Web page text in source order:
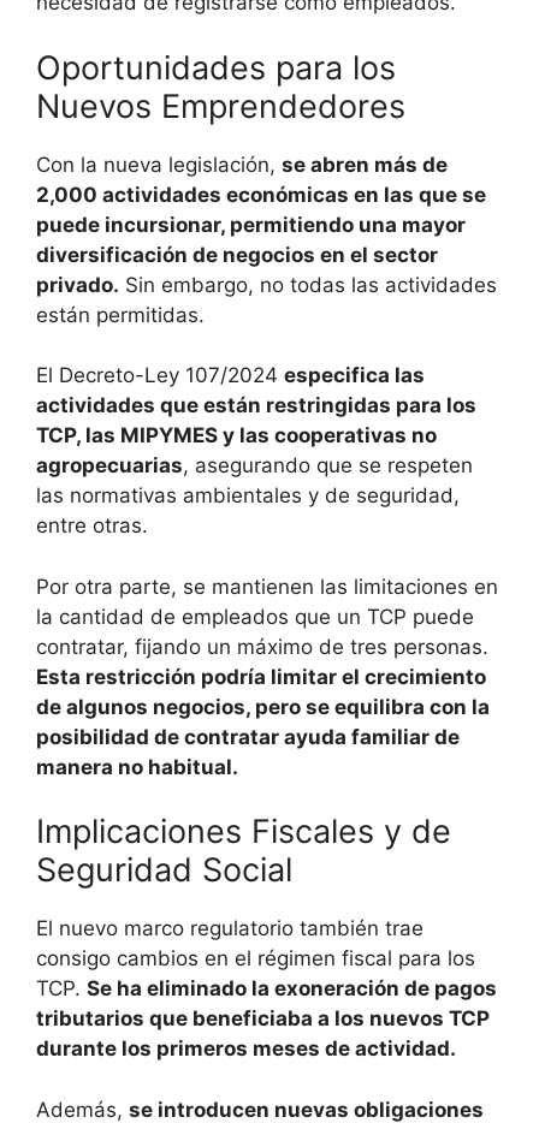
Oportunidades para los
Nuevos Emprendedores
Con la nueva legislación, se abren más de
2,000 actividades económicas en las que se
puede incursionar, permitiendo una mayor
diversificación de negocios en el sector
privado. Sin embargo, no todas las actividades
están permitidas.
El Decreto-Ley 107/2024 especifica las
actividades que están restringidas para los
TCP, las MIPYMES y las cooperativas no
agropecuarias, asegurando que se respeten
las normativas ambientales y de seguridad,
entre otras.
Por otra parte, se mantienen las limitaciones en
la cantidad de empleados que un TCP puede
contratar, fijando un máximo de tres personas.
Esta restricción podría limitar el crecimiento
de algunos negocios, pero se equilibra con la
posibilidad de contratar ayuda familiar de
manera no habitual.
Implicaciones Fiscales y de
Seguridad Social
El nuevo marco regulatorio también trae
consigo cambios en el régimen fiscal para los
TCP. Se ha eliminado la exoneración de pagos
tributarios que beneficiaba a los nuevos TCP
durante los primeros meses de actividad.
Además, se introducen nuevas obligaciones